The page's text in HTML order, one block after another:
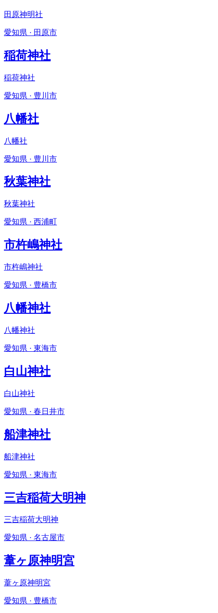
田原神明社
愛知県 · 田原市
稲荷神社
稲荷神社
愛知県 · 豊川市
八幡社
八幡社
愛知県 · 豊川市
秋葉神社
秋葉神社
愛知県 · 西浦町
市杵嶋神社
市杵嶋神社
愛知県 · 豊橋市
八幡神社
八幡神社
愛知県 · 東海市
白山神社
白山神社
愛知県 · 春日井市
船津神社
船津神社
愛知県 · 東海市
三吉稲荷大明神
三吉稲荷大明神
愛知県 · 名古屋市
葦ヶ原神明宮
葦ヶ原神明宮
愛知県 · 豊橋市